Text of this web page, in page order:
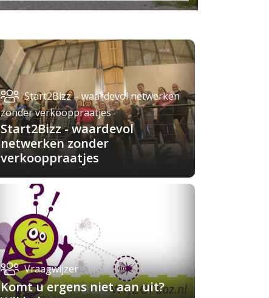
Start2Bizz – waardevol netwerken
zonder verkooppraatjes
Start2Bizz - waardevol
netwerken zonder
verkooppraatjes
Vraagwijzer
Komt u ergens niet aan uit?